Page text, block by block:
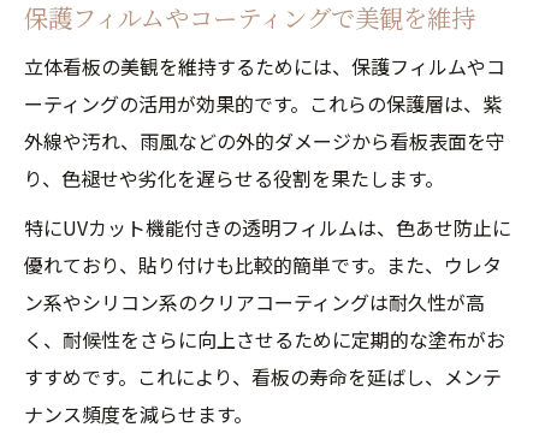
保護フィルムやコーティングで美観を維持
立体看板の美観を維持するためには、保護フィルムやコ
ーティングの活用が効果的です。これらの保護層は、紫
外線や汚れ、雨風などの外的ダメージから看板表面を守
り、色褪せや劣化を遅らせる役割を果たします。
特にUVカット機能付きの透明フィルムは、色あせ防止に
優れており、貼り付けも比較的簡単です。また、ウレタ
ン系やシリコン系のクリアコーティングは耐久性が高
く、耐候性をさらに向上させるために定期的な塗布がお
すすめです。これにより、看板の寿命を延ばし、メンテ
ナンス頻度を減らせます。